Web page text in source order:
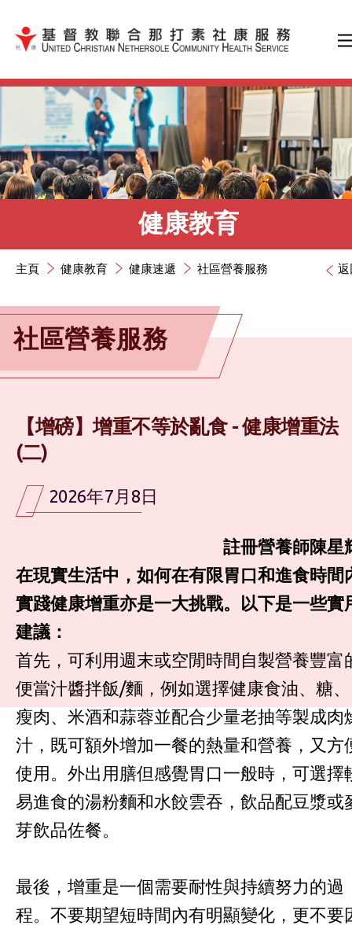
跳到內容（按輸入鍵）
健康教育
返
主頁 健康教育 健康速遞 社區營養服務
社區營養服務
【增磅】增重不等於亂食 - 健康增重法
(二)
2026年7月8日
註冊營養師陳星
在現實生活中，如何在有限胃口和進食時間
實踐健康增重亦是一大挑戰。以下是一些實
建議：
首先，可利用週末或空閒時間自製營養豐富
便當汁醬拌飯/麵，例如選擇健康食油、糖、
瘦肉、米酒和蒜蓉並配合少量老抽等製成肉
汁，既可額外增加一餐的熱量和營養，又方
使用。外出用膳但感覺胃口一般時，可選擇
易進食的湯粉麵和水餃雲吞，飲品配豆漿或
芽飲品佐餐。
最後，增重是一個需要耐性與持續努力的過
程。不要期望短時間內有明顯變化，更不要